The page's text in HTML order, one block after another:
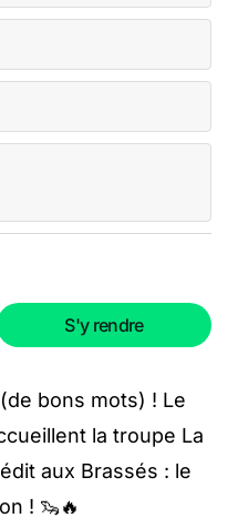
S'y rendre
bons mots) ! Le
la troupe La
aux Brassés : le
! 🦦🔥